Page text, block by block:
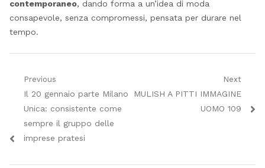
contemporaneo, dando forma a un’idea di moda
consapevole, senza compromessi, pensata per durare nel
tempo.
Navigazione
articoli
Previous
Previous
post:
Il 20 gennaio parte Milano
Unica: consistente come
sempre il gruppo delle
imprese pratesi
Next
Next
MULISH A PITTI IMMAGINE
UOMO 109